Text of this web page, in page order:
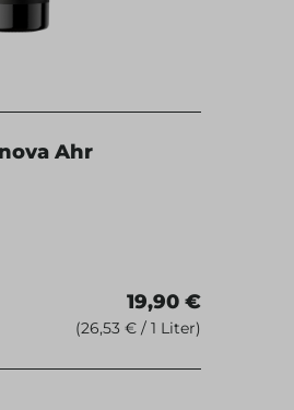
19,90 €
(26,53 € / 1 Liter)